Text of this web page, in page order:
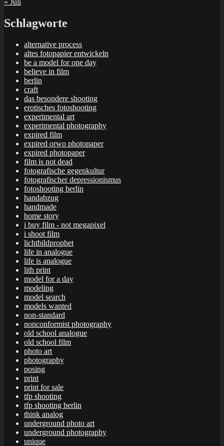
Schlagworte
alternative process
altes fotopapier entwickeln
be a model for one day
believe in film
berlin
craft
das besondere shooting
erotisches fotoshooting
experimental art
experimental photography
expired film
expired orwo photopaper
expired photopaper
film is not dead
fotografische gegenkultur
fotografischer depressionismus
fotoshooting berlin
handabzug
handmade
home story
i buy film - not megapixel
i shoot film
lichtbildprophet
life in analogue
life is analogue
lith print
model for a day
modeling
model search
models wanted
non-standard
nonconformist photography
old school analogue
old school film
photo art
photography
posing
print
print for sale
tfp shooting
tfp shooting berlin
think analog
underground photo art
underground photography
unique